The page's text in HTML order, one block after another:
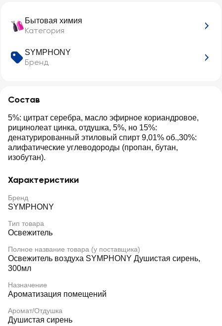
Бытовая химия
Категория
SYMPHONY
Бренд
Состав
5%: цитрат серебра, масло эфирное кориандровое,
рицинолеат цинка, отдушка, 5%, но 15%:
денатурированный этиловый спирт 9,01% об.,30%:
алифатические углеводороды (пропан, бутан,
изобутан).
Характеристики
Бренд
SYMPHONY
Тип товара
Освежитель
Полное название товара (у поставщика)
Освежитель воздуха SYMPHONY Душистая сирень,
300мл
Назначение
Ароматизация помещений
Аромат/Отдушка
Душистая сирень